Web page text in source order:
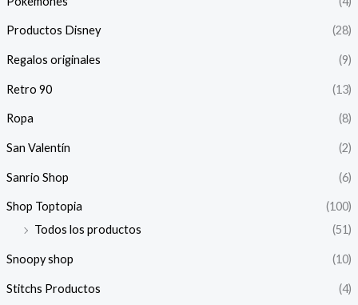
Productos Disney (28)
Regalos originales (9)
Retro 90 (13)
Ropa (8)
San Valentín (2)
Sanrio Shop (6)
Shop Toptopia
(100)
Todos los productos
(51)
Snoopy shop (10)
Stitchs Productos (4)